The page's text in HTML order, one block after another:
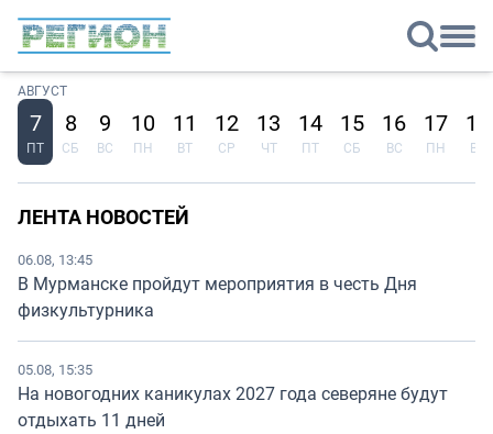
АВГУСТ
7
ПТ
8
СБ
9
ВС
10
ПН
11
ВТ
12
СР
13
ЧТ
14
ПТ
15
СБ
16
ВС
17
ПН
18
ВТ
ЛЕНТА НОВОСТЕЙ
06.08, 13:45
В Мурманске пройдут мероприятия в честь Дня
физкультурника
05.08, 15:35
На новогодних каникулах 2027 года северяне будут
отдыхать 11 дней